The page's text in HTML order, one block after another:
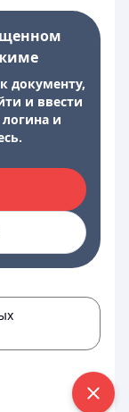
документу,
и ввести
и